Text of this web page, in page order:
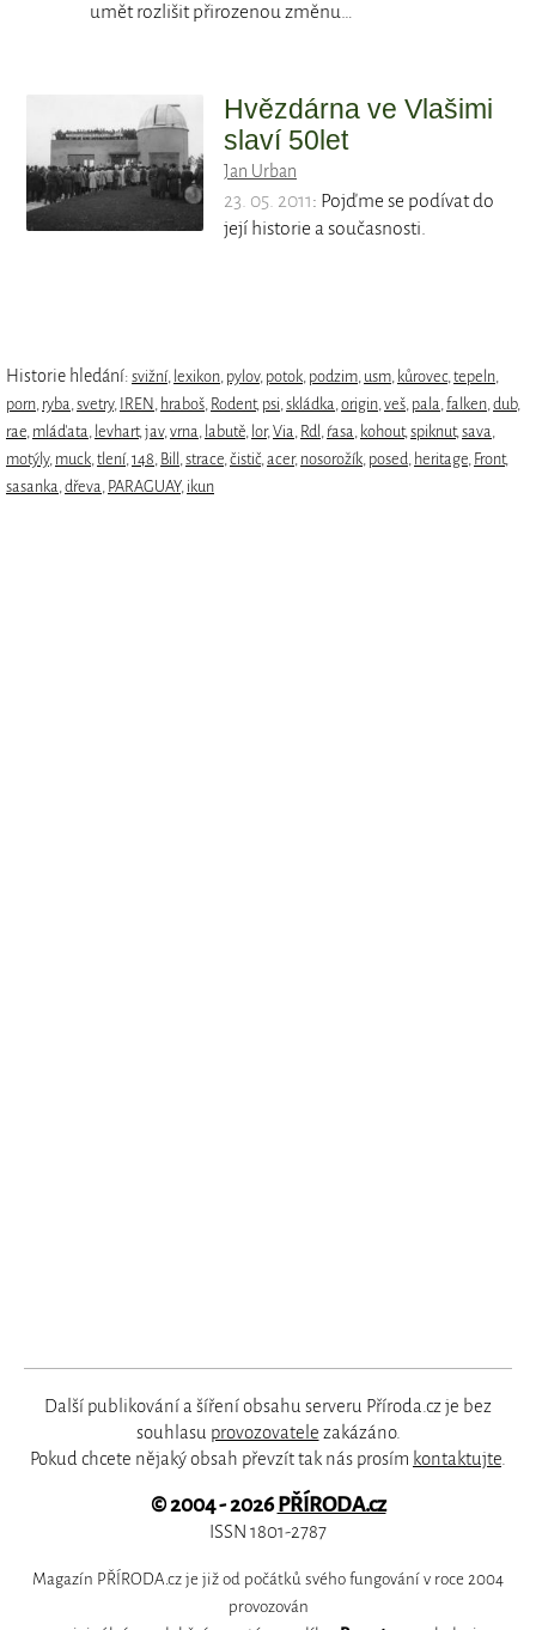
umět rozlišit přirozenou změnu…
Hvězdárna ve Vlašimi
slaví 50let
Jan Urban
23. 05. 2011: Pojďme se podívat do
její historie a současnosti.
Historie hledání: svižní, lexikon, pylov, potok, podzim, usm, kůrovec,tepeln,
porn, ryba,svetry, IREN , hraboš, Rodent, psi,skládka,origin,veš, pala,falken,dub,
rae, mláďata, levhart,jav,vrna, labutě, lor,Via, Rdl , ŕasa, kohout,spiknut,sava,
motýly, muck,tlení,148, Bill ,strace,čistič,acer, nosorožík, posed, heritage, Front,
sasanka,dřeva, PARAGUAY, ikun
Další publikování a šíření obsahu serveru Příroda.cz je bez
souhlasu provozovatele zakázáno.
Pokud chcete nějaký obsah převzít tak nás prosím kontaktujte.
© 2004 - 2026PŘÍRODA.cz
ISSN 1801-2787
Magazín PŘÍRODA.cz je již od počátků svého fungování v roce 2004
provozován